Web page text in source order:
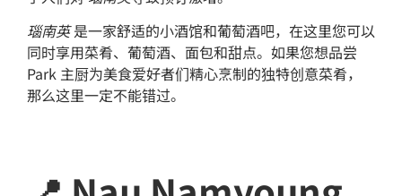
瑙南英是一家舒适的小酒馆和葡萄酒吧，在这里您可以
同时享用菜肴、葡萄酒、面包和甜点。如果您想品尝
Park 主厨为美食爱好者们精心烹制的独特创意菜肴，
那么这里一定不能错过。